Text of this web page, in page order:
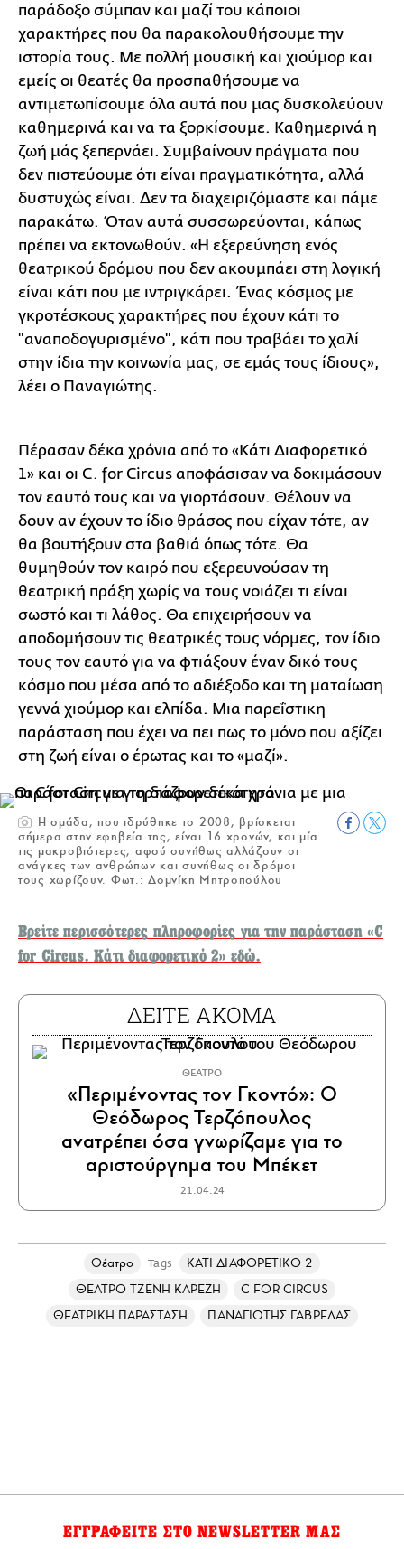
παράδοξο σύμπαν και μαζί του κάποιοι
χαρακτήρες που θα παρακολουθήσουμε την
ιστορία τους. Με πολλή μουσική και χιούμορ και
εμείς οι θεατές θα προσπαθήσουμε να
αντιμετωπίσουμε όλα αυτά που μας δυσκολεύουν
καθημερινά και να τα ξορκίσουμε. Καθημερινά η
ζωή μάς ξεπερνάει. Συμβαίνουν πράγματα που
δεν πιστεύουμε ότι είναι πραγματικότητα, αλλά
δυστυχώς είναι. Δεν τα διαχειριζόμαστε και πάμε
παρακάτω. Όταν αυτά συσσωρεύονται, κάπως
πρέπει να εκτονωθούν. «Η εξερεύνηση ενός
θεατρικού δρόμου που δεν ακουμπάει στη λογική
είναι κάτι που με ιντριγκάρει. Ένας κόσμος με
γκροτέσκους χαρακτήρες που έχουν κάτι το
"αναποδογυρισμένο", κάτι που τραβάει το χαλί
στην ίδια την κοινωνία μας, σε εμάς τους ίδιους»,
λέει ο Παναγιώτης.
Πέρασαν δέκα χρόνια από το «Κάτι Διαφορετικό
1» και οι C. for Circus αποφάσισαν να δοκιμάσουν
τον εαυτό τους και να γιορτάσουν. Θέλουν να
δουν αν έχουν το ίδιο θράσος που είχαν τότε, αν
θα βουτήξουν στα βαθιά όπως τότε. Θα
θυμηθούν τον καιρό που εξερευνούσαν τη
θεατρική πράξη χωρίς να τους νοιάζει τι είναι
σωστό και τι λάθος. Θα επιχειρήσουν να
αποδομήσουν τις θεατρικές τους νόρμες, τον ίδιο
τους τον εαυτό για να φτιάξουν έναν δικό τους
κόσμο που μέσα από το αδιέξοδο και τη ματαίωση
γεννά χιούμορ και ελπίδα. Μια παρεΐστικη
παράσταση που έχει να πει πως το μόνο που αξίζει
στη ζωή είναι ο έρωτας και το «μαζί».
Η ομάδα, που ιδρύθηκε το 2008, βρίσκεται
σήμερα στην εφηβεία της, είναι 16 χρονών, και μία
τις μακροβιότερες, αφού συνήθως αλλάζουν οι
ανάγκες των ανθρώπων και συνήθως οι δρόμοι
τους χωρίζουν. Φωτ.: Δομνίκη Μητροπούλου
Βρείτε περισσότερες πληροφορίες για την παράσταση «C
for Circus. Κάτι διαφορετικό 2» εδώ.
ΔΕΙΤΕ ΑΚΟΜΑ
ΘΕΑΤΡΟ
«Περιμένοντας τον Γκοντό»: Ο
Θεόδωρος Τερζόπουλος
ανατρέπει όσα γνωρίζαμε για το
αριστούργημα του Μπέκετ
21.04.24
Θέατρο Tags
ΚΑΤΙ ΔΙΑΦΟΡΕΤΙΚΟ 2
ΘΕΑΤΡΟ ΤΖΕΝΗ ΚΑΡΕΖΗ
C FOR CIRCUS
ΘΕΑΤΡΙΚΗ ΠΑΡΑΣΤΑΣΗ
ΠΑΝΑΓΙΩΤΗΣ ΓΑΒΡΕΛΑΣ
ΕΓΓΡΑΦΕΙΤΕ ΣΤΟ NEWSLETTER ΜΑΣ